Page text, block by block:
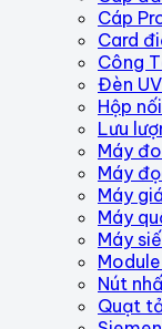
Cáp
Card
Công
Đèn
Hộp
Lưu
Máy
Máy
Máy
Máy
Máy
Nút
Quạt